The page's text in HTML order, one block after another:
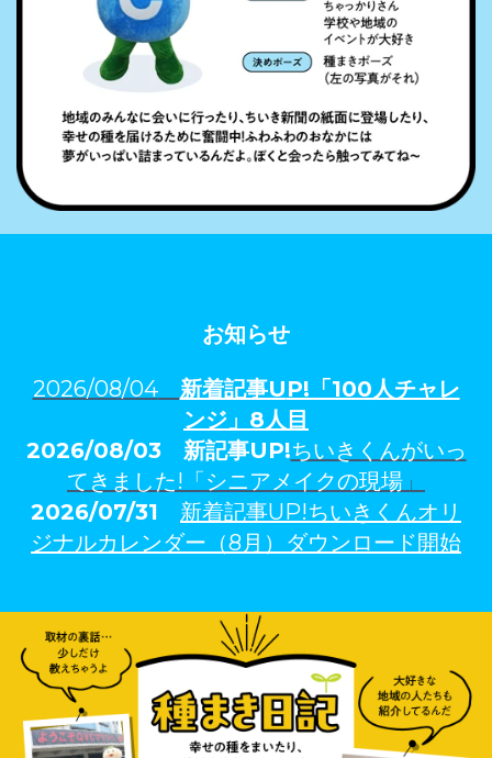
お知らせ
2026/08/04 新着記事UP!「100人チャレ
ンジ」 8人目
2026/08/03 新記事UP!ちいきくんがいっ
てきました!「シニアメイクの現場 」
2026/07/31 新着記事UP!ちいきくんオリ
ジナルカレンダー（8月）ダウンロード開始